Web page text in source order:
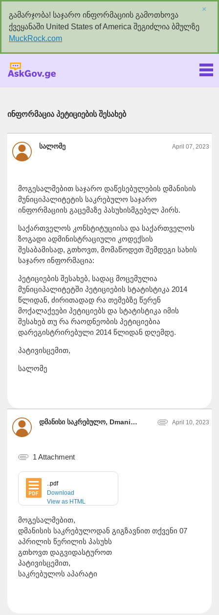
გამარჯობა! საჯარო ინფორმაციის გამოთხოვა
ქვეყანაში United States of America შეგიძლია ბმულზე
MuckRock.com
×
ინფორმაცია პეტიციების შესახებ
სალომე April 07, 2023
მოგესალმებით საჯარო დაწესებულების დმანისის
მუნიციპალიტეტის საკრებულო საჯარო
ინფორმაციის გაცემაზე პასუხისმგებელ პირს.
საქართველოს კონსტიტუციისა და საქართველოს
ზოგადი ადმინისტრაციული კოდექსის
შესაბამისად, გთხოვთ, მომაწოდეთ შემდეგი სახის
საჯარო ინფორმაცია:
პეტიციების შესახებ, სადაც მოცემულია
მუნიციპალიტეტში პეტიციების სტატისტიკა 2014
წლიდან, ძირითადად რა თემებზე წერენ
მოქალაქეები პეტიციებს და სტატისტიკა იმის
შესახებ თუ რა რაოდნეობის პეტიციებია
დარეგისტრირებული 2014 წლიდან დღემდე.
პატივისცემით,
სალომე
დმანისი საკრებულო, Dmanisi Municipal Council April 10, 2023
1 Attachment
..pdf
Download
View as HTML
მოგესალმებით,
დმანისის საკრებულოდან გიგზავნით თქვენი 07
აპრილის წერილის პასუხს
გთხოვთ დაგვიდასტუროთ
პატივისცემით,
საკრებულოს აპარატი